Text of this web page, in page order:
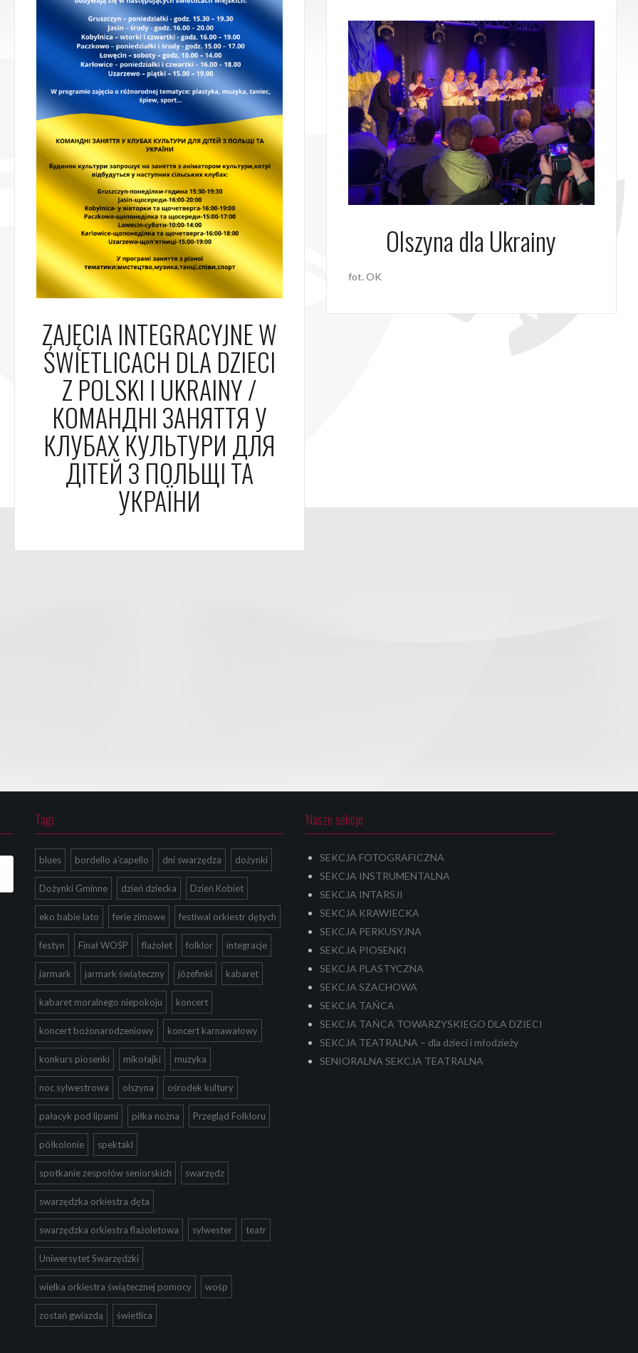
ZAJĘCIA INTEGRACYJNE W
ŚWIETLICACH DLA DZIECI
Z POLSKI I UKRAINY /
КОМАНДНІ ЗАНЯТТЯ У
КЛУБАХ КУЛЬТУРИ ДЛЯ
ДІТЕЙ З ПОЛЬЩІ ТА
УКРАЇНИ
Olszyna dla Ukrainy
fot. OK
Tagi
blues bordello a'capello dni swarzędza dożynki
Dożynki Gminne dzień dziecka Dzień Kobiet
eko babie lato ferie zimowe festiwal orkiestr dętych
festyn Finał WOŚP flażolet folklor integracje
jarmark jarmark świąteczny józefinki kabaret
kabaret moralnego niepokoju koncert
koncert bożonarodzeniowy koncert karnawałowy
konkurs piosenki mikołajki muzyka
noc sylwestrowa olszyna ośrodek kultury
pałacyk pod lipami piłka nożna Przegląd Folkloru
półkolonie spektakl
spotkanie zespołów seniorskich swarzędz
swarzędzka orkiestra dęta
swarzędzka orkiestra flażoletowa sylwester teatr
Uniwersytet Swarzędzki
wielka orkiestra świątecznej pomocy wośp
zostań gwiazdą świetlica
Nasze sekcje
SEKCJA FOTOGRAFICZNA
SEKCJA INSTRUMENTALNA
SEKCJA INTARSJI
SEKCJA KRAWIECKA
SEKCJA PERKUSYJNA
SEKCJA PIOSENKI
SEKCJA PLASTYCZNA
SEKCJA SZACHOWA
SEKCJA TAŃCA
SEKCJA TAŃCA TOWARZYSKIEGO DLA DZIECI
SEKCJA TEATRALNA – dla dzieci i młodzieży
SENIORALNA SEKCJA TEATRALNA